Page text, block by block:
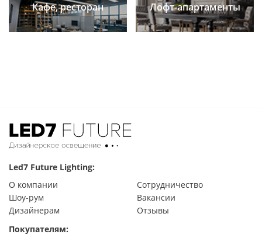
Кафе, ресторан Лофт-апартаменты
Led7 Future Lighting:
О компании
Сотрудничество
Шоу-рум
Вакансии
Дизайнерам
Отзывы
Покупателям: